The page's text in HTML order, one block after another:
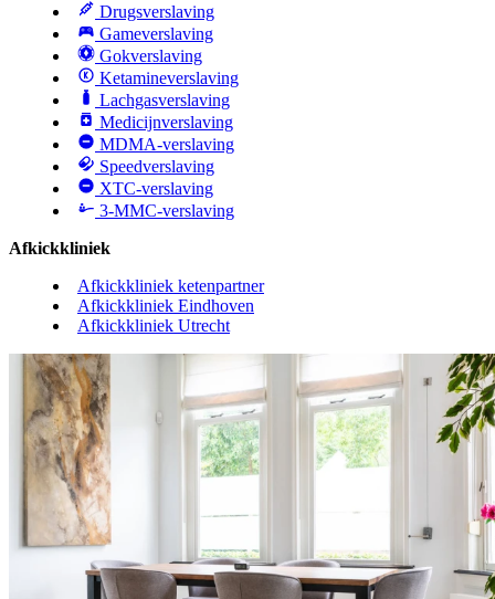
Drugsverslaving
Gameverslaving
Gokverslaving
Ketamineverslaving
Lachgasverslaving
Medicijnverslaving
MDMA-verslaving
Speedverslaving
XTC-verslaving
3-MMC-verslaving
Afkickkliniek
Afkickkliniek ketenpartner
Afkickkliniek Eindhoven
Afkickkliniek Utrecht